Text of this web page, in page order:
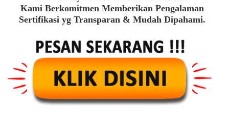
Kami Berkomitmen Memberikan Pengalaman
Sertifikasi yg Transparan & Mudah Dipahami.